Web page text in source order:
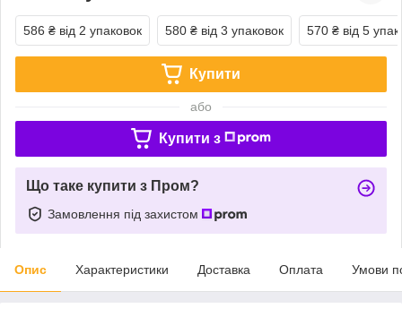
586 ₴ від 2 упаковок 580 ₴ від 3 упаковок 570 ₴ від 5
Купити
або
Купити з
Що таке купити з Пром?
Замовлення під захистом
Опис Характеристики Доставка Оплата Умови